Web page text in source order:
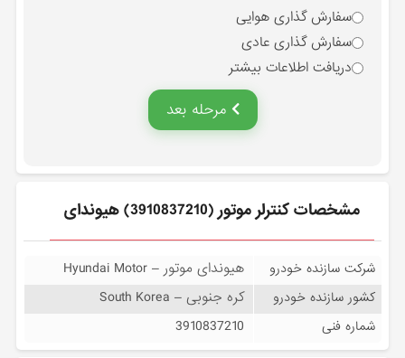
سفارش گذاری هوایی
سفارش گذاری عادی
دریافت اطلاعات بیشتر
مرحله بعد
مشخصات كنترلر موتور (3910837210) هیوندای
شرکت سازنده خودرو هیوندای موتور – Hyundai Motor
کشور سازنده خودرو کره جنوبی – South Korea
شماره فنی 3910837210